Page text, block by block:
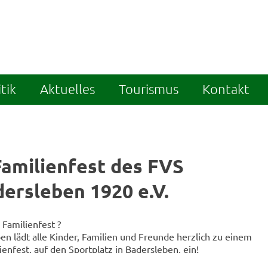
Aktuelles Tourismus Kontakt
des FVS
1920 e.V.
?
lädt alle Kinder, Familien und Freunde herzlich zu einem
auf den Sportplatz in Badersleben, ein!